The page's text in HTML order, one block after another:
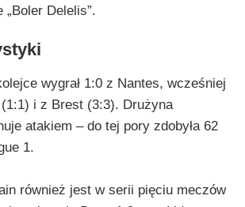
„Boler Delelis”.
wygrał 1:0 z Nantes, wcześniej
(1:1) i z Brest (3:3). Drużyna
atakiem – do tej pory zdobyła 62
1.
również jest w serii pięciu meczów